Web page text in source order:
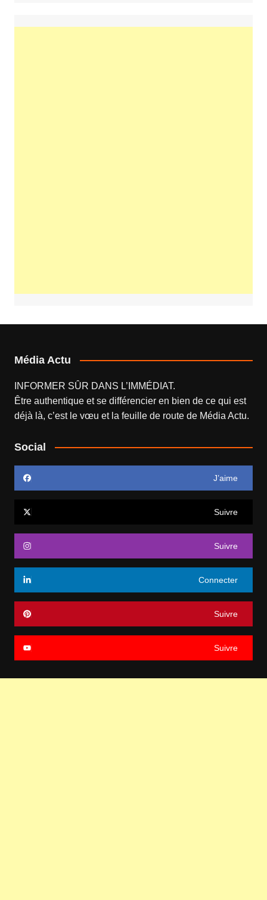
Média Actu
INFORMER SÛR DANS L’IMMÉDIAT.
Être authentique et se différencier en bien de ce qui est
déjà là, c’est le vœu et la feuille de route de Média Actu.
Social
J’aime
Suivre
Suivre
Connecter
Suivre
Suivre